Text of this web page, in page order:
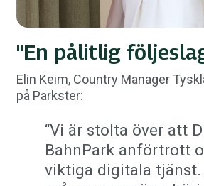
"En pålitlig
Elin Keim, Country Manager
på Parkster:
“Vi är stolta över att
BahnPark anförtrott
viktiga digitala tjänst.